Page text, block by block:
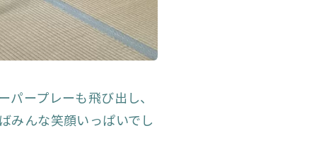
ープレーも飛び出し、
みんな笑顔いっぱいでし